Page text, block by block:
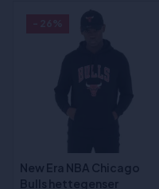
New Era NBA Chicago
Bulls hettegenser